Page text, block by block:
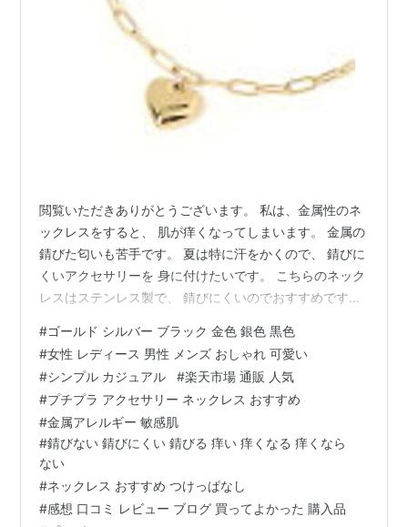
閲覧いただきありがとうございます。 私は、金属性のネ
ックレスをすると、 肌が痒くなってしまいます。 金属の
錆びた匂いも苦手です。 夏は特に汗をかくので、 錆びに
くいアクセサリーを 身に付けたいです。 こちらのネック
レスはステンレス製で、 錆びにくいのでおすすめです。
[rakuten:stylife:14047543:detail] シンプルで合わせやす
い [rakuten:stylife:13847717:detail] 人気のコインモチー
フ [rakuten:stylife:13684105:detail] 縁起のいい馬蹄モ
チーフ [rakuten…
#ゴールド シルバー ブラック 金色 銀色 黒色
#女性 レディース 男性 メンズ おしゃれ 可愛い
#シンプル カジュアル #楽天市場 通販 人気
#プチプラ アクセサリー ネックレス おすすめ
#金属アレルギー 敏感肌
#錆びない 錆びにくい 錆びる 痒い 痒くなる 痒くなら
ない
#ネックレス おすすめ つけっぱなし
#感想 口コミ レビュー ブログ 買ってよかった 購入品